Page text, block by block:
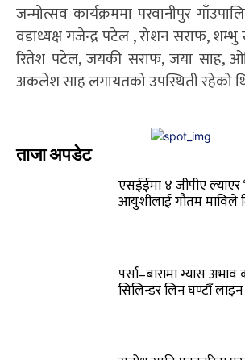
जन्मोत्सव कार्यक्रममा परवानीपुर
वडाध्यक्ष गजेन्द्र पटेल , रोशन सराफ,
रितेश पटेल, जयकी सराफ, जया साह,
अकलेश साह लगायतको उपस्थिती रहेको
ताजा अपडेट
एसईईमा ४ जीपीए
आयुशीलाई गौतम माविले
पर्सा–बारामा ग्यास
सिलिन्डर लिन घण्टौँ लाइन